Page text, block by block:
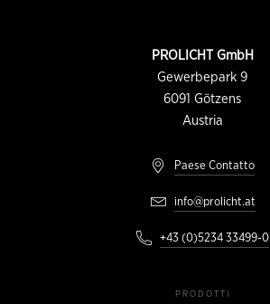
PROLICHT GmbH
Gewerbepark 9
6091 Götzens
Austria
Paese Contatto
info@prolicht.at
+43 (0)5234 33499-0
PRODOTTI